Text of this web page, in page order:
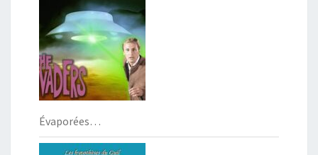
Évaporées…